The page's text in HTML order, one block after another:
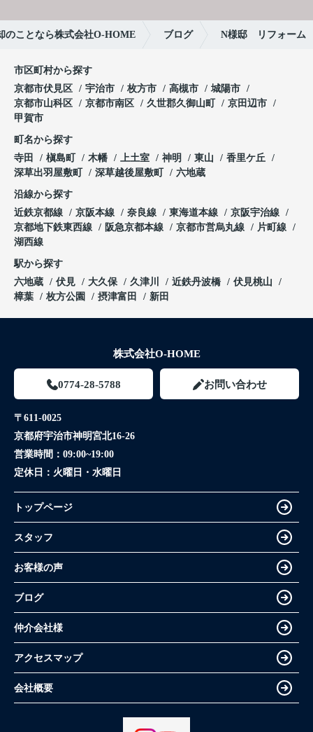
のことなら株式会社O-HOME ブログ N様邸 リフォーム
市区町村から探す
京都市伏見区
宇治市 枚方市 高槻市
城陽市
京都市山科区
京都市南区 久世郡久御山町
京田辺市
甲賀市
町名から探す
寺田
槇島町 木幡 上土室 神明 東山
香里ケ丘
深草出羽屋敷町
深草越後屋敷町 六地蔵
沿線から探す
近鉄京都線
京阪本線 奈良線 東海道本線
京阪宇治線
京都地下鉄東西線
阪急京都本線 京都市営烏丸線
片町線
湖西線
駅から探す
六地蔵
伏見 大久保 久津川 近鉄丹波橋
伏見桃山
樟葉
枚方公園 摂津富田 新田
株式会社O-HOME
0774-28-5788 お問い合わせ
〒611-0025
京都府宇治市神明宮北16-26
営業時間： 09:00~19:00
定休日： 火曜日・水曜日
トップページ
スタッフ
お客様の声
ブログ
仲介会社様
アクセスマップ
会社概要